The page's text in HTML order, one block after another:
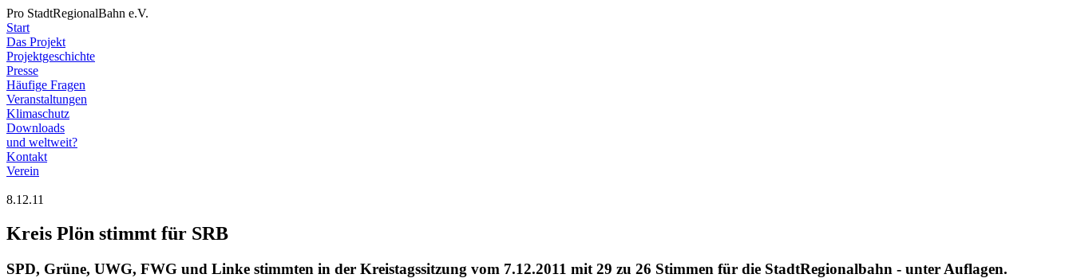
Pro StadtRegionalBahn e.V.
Start
Das Projekt
Projektgeschichte
Presse
Häufige Fragen
Veranstaltungen
Klimaschutz
Downloads
und weltweit?
Kontakt
Verein
8.12.11
Kreis Plön stimmt für SRB
SPD, Grüne, UWG, FWG und Linke stimmten in der Kreistagssitzung vom 7.12.2011 mit 29 zu 26 Stimmen für die StadtRegionalbahn - unter Auflagen.